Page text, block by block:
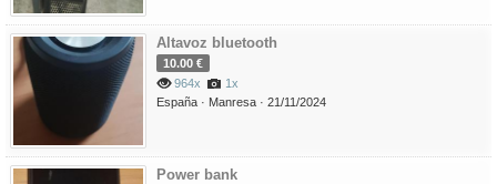
Altavoz bluetooth
10.00 €
964x
1x
España · Manresa · 21/11/2024
Power bank